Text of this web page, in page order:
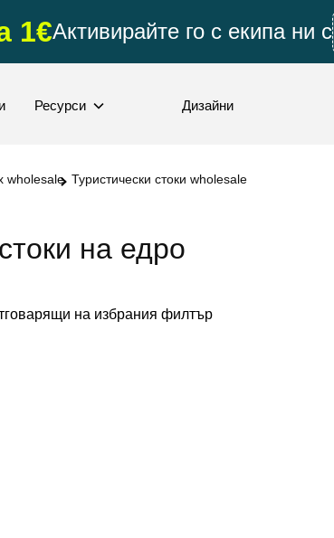
1€Активирайте го с екипа ни с
Ресурси Дизайни
wholesale Туристически стоки wholesale
на едро
на избрания филтър